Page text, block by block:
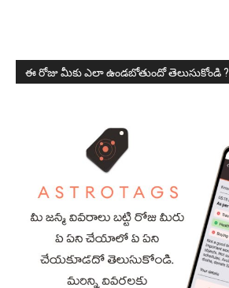
ఈ రోజు మీకు ఎలా ఉండబోతుందో తెలుసుకోండి ?